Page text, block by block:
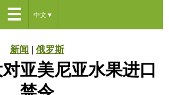
☰ 中文 ▼
新闻 俄罗斯
亚美尼亚水果进口